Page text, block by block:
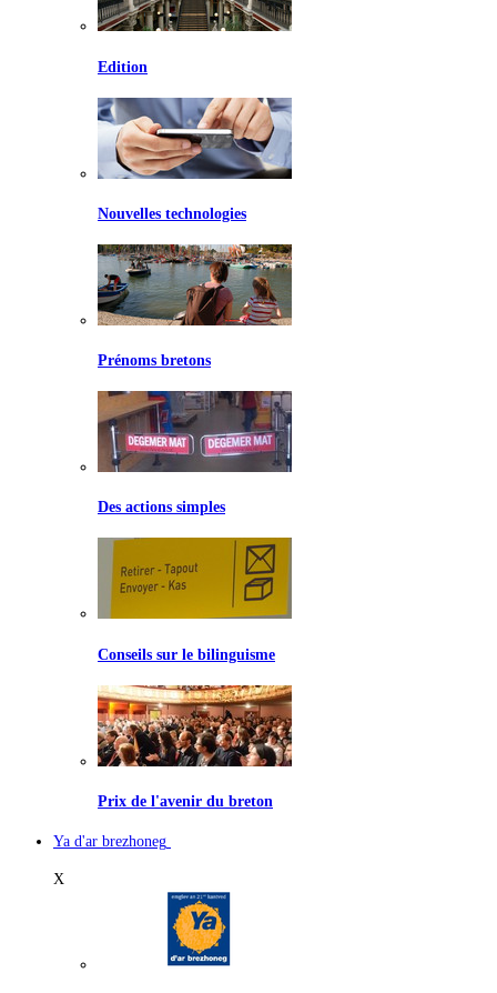
Edition
Nouvelles technologies
Prénoms bretons
Des actions simples
Conseils sur le bilinguisme
Prix de l'avenir du breton
Ya d'ar brezhoneg
X